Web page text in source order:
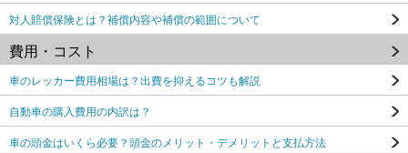
対人賠償保険とは？補償内容や補償の範囲について
費用・コスト
車のレッカー費用相場は？出費を抑えるコツも解説
自動車の購入費用の内訳は？
車の頭金はいくら必要？頭金のメリット・デメリットと支払方法